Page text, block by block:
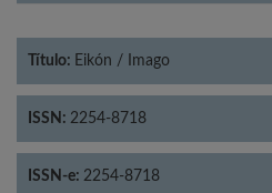
Título: Eikón / Imago
ISSN: 2254-8718
ISSN-e: 2254-8718